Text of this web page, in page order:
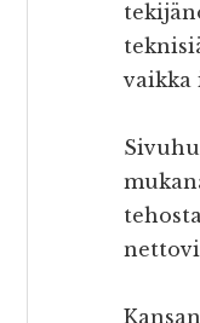
vaikka